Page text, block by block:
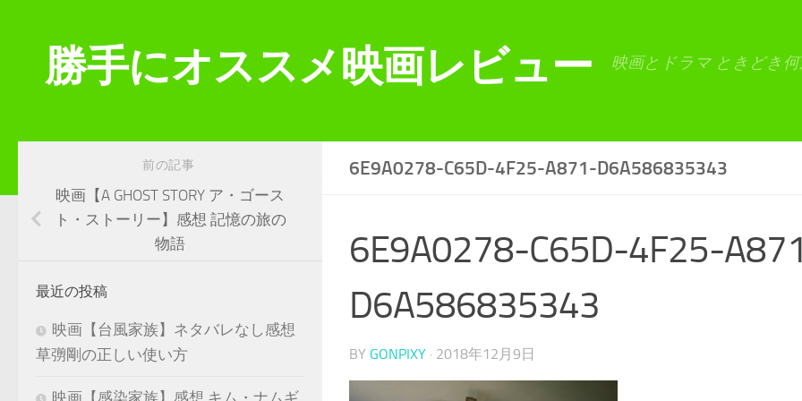
勝手にオススメ映画レビュー 映画とドラマ ときどき
6E9A0278-C65D-4F25-A871-D6A586835343
6E9A0278-C65D-4F25-
D6A586835343
BY GONPIXY · 2018年12月9日
前の記事
映画【A GHOST STORY ア・ゴース
ト・ストーリー】感想 記憶の旅の
物語
最近の投稿
映画【台風家族】ネタバレなし感想
草彅剛の正しい使い方